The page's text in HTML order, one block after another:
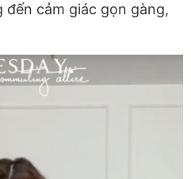
đến cảm giác gọn gàng,